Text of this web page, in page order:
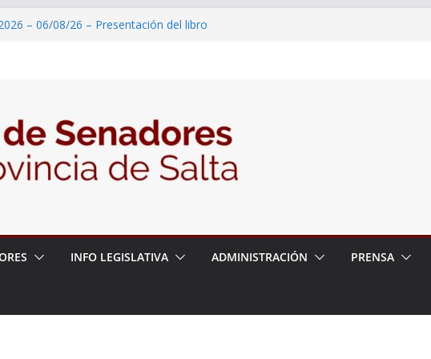
Secundaria, Puente de Unión
– 06/08/26 – Créase el Ente Salteño
Vegetal
6 de agosto
INFO LEGISLATIVA ADMINISTRACIÓN PRENSA